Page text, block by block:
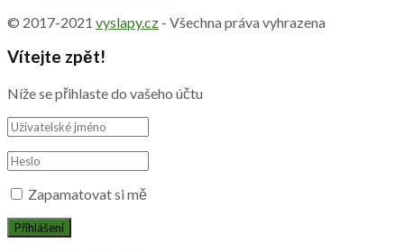
© 2017-2021 vyslapy.cz - Všechna práva vyhrazena
Vítejte zpět!
Níže se přihlaste do vašeho účtu
Zapamatovat si mě